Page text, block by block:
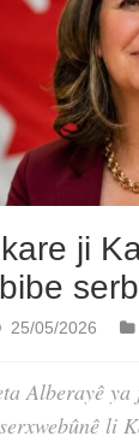
ji
25/05/2026
Alberayê
li